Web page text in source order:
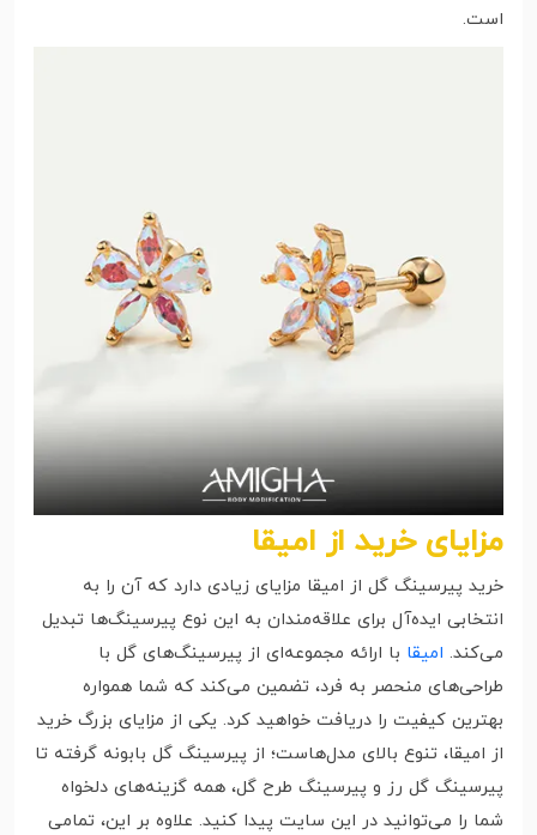
است.
مزایای خرید از امیقا
خرید پیرسینگ گل از امیقا مزایای زیادی دارد که آن را به
انتخابی ایده‌آل برای علاقه‌مندان به این نوع پیرسینگ‌ها تبدیل
می‌کند. امیقا با ارائه مجموعه‌ای از پیرسینگ‌های گل با
طراحی‌های منحصر به فرد، تضمین می‌کند که شما همواره
بهترین کیفیت را دریافت خواهید کرد. یکی از مزایای بزرگ خرید
از امیقا، تنوع بالای مدل‌هاست؛ از پیرسینگ گل بابونه گرفته تا
پیرسینگ گل رز و پیرسینگ طرح گل، همه گزینه‌های دلخواه
شما را می‌توانید در این سایت پیدا کنید. علاوه بر این، تمامی